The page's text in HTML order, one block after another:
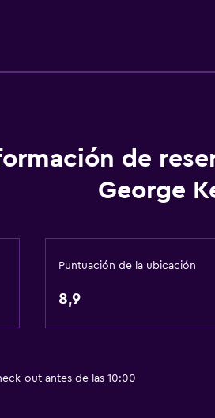
de
George
Puntuación de la ubicación
8,9
out antes de las 10:00